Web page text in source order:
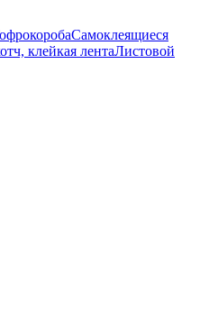
Самоклеящиеся
клейкая лентаЛистовой